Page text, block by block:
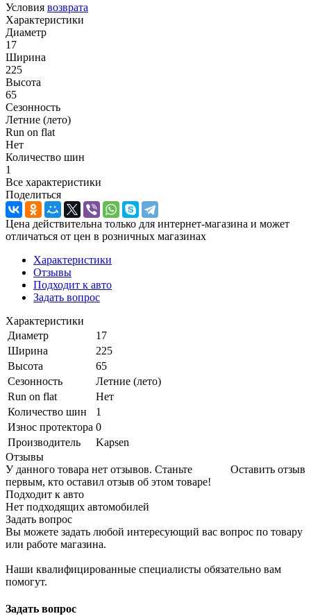
Условия возврата
Характеристики
Диаметр
17
Ширина
225
Высота
65
Сезонность
Летние (лето)
Run on flat
Нет
Количество шин
1
Все характеристики
Поделиться
Цена действительна только для интернет-магазина и может
отличаться от цен в розничных магазинах
Характеристики
Отзывы
Подходит к авто
Задать вопрос
Характеристики
Диаметр
17
Ширина
225
Высота
65
Сезонность
Летние (лето)
Run on flat
Нет
Количество шин
1
Износ протектора 0
Производитель
Kapsen
Отзывы
Оставить отзыв
У данного товара нет отзывов. Станьте
первым, кто оставил отзыв об этом товаре!
Подходит к авто
Нет подходящих автомобилей
Задать вопрос
Вы можете задать любой интересующий вас вопрос по товару
или работе магазина.
Наши квалифицированные специалисты обязательно вам
помогут.
Задать вопрос